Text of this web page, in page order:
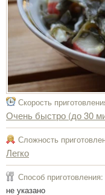
Скорость
Очень быстро (до 30
Сложность
Легко
Способ приготовления:
не указано